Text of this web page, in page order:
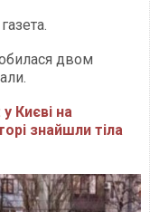
двом
Києві на
знайшли тіла